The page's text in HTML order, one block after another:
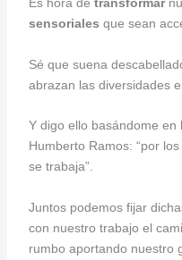
Es hora de transformar
sensoriales que sean
Sé que suena
abrazan las diversidades
Y digo ello basándome
Humberto Ramos: “por
se trabaja”.
Juntos podemos fijar
con nuestro trabajo el
rumbo aportando nuestro